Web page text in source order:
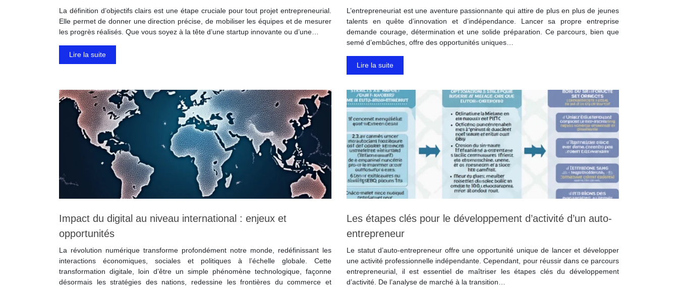
La définition d’objectifs clairs est une étape cruciale pour tout projet entrepreneurial.
Elle permet de donner une direction précise, de mobiliser les équipes et de mesurer
les progrès réalisés. Que vous soyez à la tête d’une startup innovante ou d’une…
Lire la suite
L’entrepreneuriat est une aventure passionnante qui attire de plus en plus de jeunes
talents en quête d’innovation et d’indépendance. Lancer sa propre entreprise
demande courage, détermination et une solide préparation. Ce parcours, bien que
semé d’embûches, offre des opportunités uniques…
Lire la suite
Impact du digital au niveau international : enjeux et
opportunités
La révolution numérique transforme profondément notre monde, redéfinissant les
interactions économiques, sociales et politiques à l’échelle globale. Cette
transformation digitale, loin d’être un simple phénomène technologique, façonne
désormais les stratégies des nations, redessine les frontières du commerce et
Les étapes clés pour le développement d’activité d’un auto-
entrepreneur
Le statut d’auto-entrepreneur offre une opportunité unique de lancer et développer
une activité professionnelle indépendante. Cependant, pour réussir dans ce parcours
entrepreneurial, il est essentiel de maîtriser les étapes clés du développement
d’activité. De l’analyse de marché à la transition…